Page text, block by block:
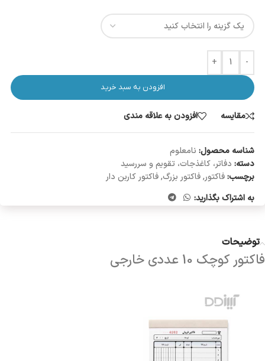
-
+
افزودن به سبد خرید
مقایسه افزودن به علاقه مندی
شناسه محصول: نامعلوم
دسته: دفاتر، کاغذجات، تقویم و سررسید
برچسب:فاکتور,فاکتور بزرگ,فاکتور کاربن دار
به اشتراک بگذارید:
توضیحات
فاکتور کوچک 10 عددی خارجی